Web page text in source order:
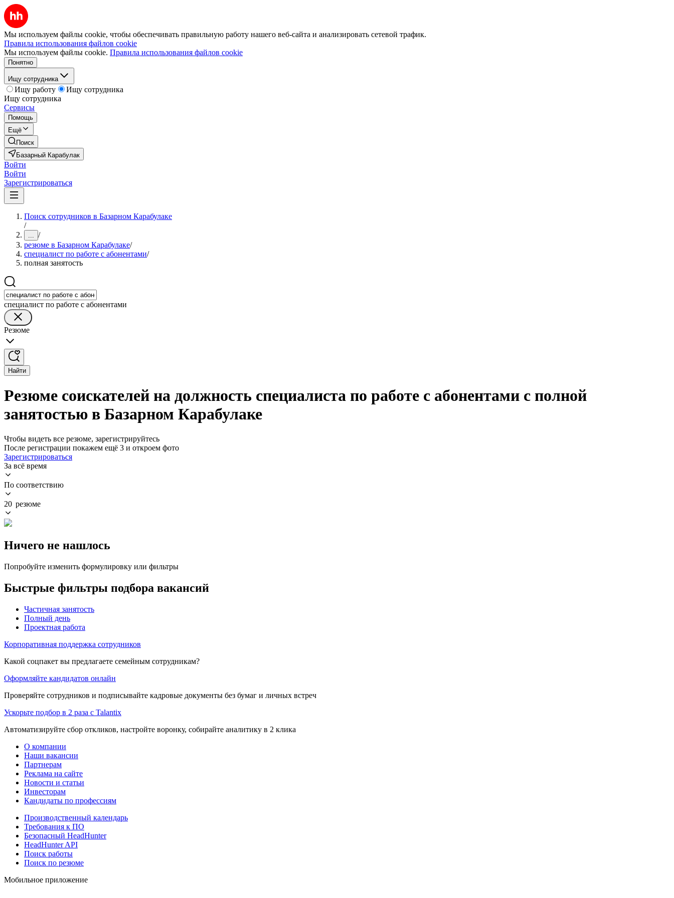
Мы используем файлы cookie, чтобы обеспечивать правильную работу нашего веб-сайта и анализировать сетевой трафик.
Правила использования файлов cookie
Мы используем файлы cookie. Правила использования файлов cookie
Понятно
Ищу сотрудника
Ищу работу
Ищу сотрудника
Ищу сотрудника
Сервисы
Помощь
Ещё
Поиск
Базарный Карабулак
Войти
Войти
Зарегистрироваться
Поиск сотрудников в Базарном Карабулаке
/
... /
резюме в Базарном Карабулаке/
специалист по работе с абонентами/
полная занятость
специалист по работе с абонентами
Резюме
Найти
Резюме соискателей на должность специалиста по работе с абонентами с полной
занятостью в Базарном Карабулаке
Чтобы видеть все резюме, зарегистрируйтесь
После регистрации покажем ещё 3 и откроем фото
Зарегистрироваться
За всё время
По соответствию
20 резюме
Ничего не нашлось
Попробуйте изменить формулировку или фильтры
Быстрые фильтры подбора вакансий
Частичная занятость
Полный день
Проектная работа
Корпоративная поддержка сотрудников
Какой соцпакет вы предлагаете семейным сотрудникам?
Оформляйте кандидатов онлайн
Проверяйте сотрудников и подписывайте кадровые документы без бумаг и личных встреч
Ускорьте подбор в 2 раза с Talantix
Автоматизируйте сбор откликов, настройте воронку, собирайте аналитику в 2 клика
О компании
Наши вакансии
Партнерам
Реклама на сайте
Новости и статьи
Инвесторам
Кандидаты по профессиям
Производственный календарь
Требования к ПО
Безопасный HeadHunter
HeadHunter API
Поиск работы
Поиск по резюме
Мобильное приложение